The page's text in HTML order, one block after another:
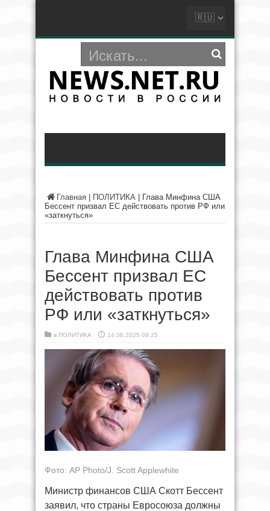
Главная ПОЛИТИКА
Глава Минфина США
Бессент призвал ЕС действовать против РФ или
«заткнуться»
Глава Минфина США
Бессент призвал ЕС
действовать против
РФ или «заткнуться»
в ПОЛИТИКА 14.08.2025 09:25
Фото: AP Photo/J. Scott Applewhite
Министр финансов США Скотт Бессент
заявил, что страны Евросоюза должны